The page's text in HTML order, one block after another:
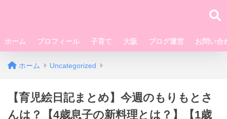
ホーム プロフィール 子育て 大阪 ブログ運営 お問い合
ホーム Uncategorized
【育児絵日記まとめ】今週のもりもとさ
んは？【4歳息子の新料理とは？】【1歳